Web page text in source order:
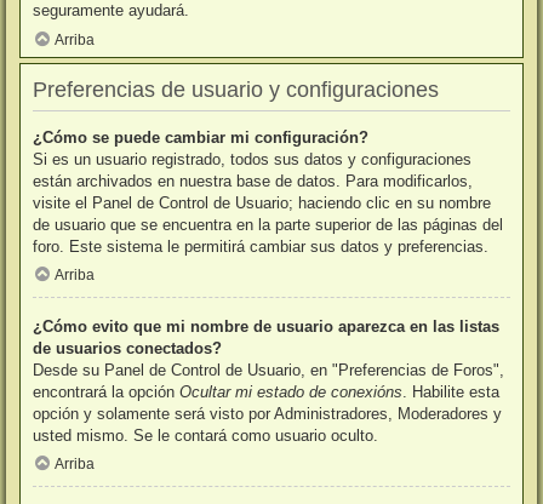
seguramente ayudará.
Arriba
Preferencias de usuario y configuraciones
¿Cómo se puede cambiar mi configuración?
Si es un usuario registrado, todos sus datos y configuraciones
están archivados en nuestra base de datos. Para modificarlos,
visite el Panel de Control de Usuario; haciendo clic en su nombre
de usuario que se encuentra en la parte superior de las páginas del
foro. Este sistema le permitirá cambiar sus datos y preferencias.
Arriba
¿Cómo evito que mi nombre de usuario aparezca en las listas
de usuarios conectados?
Desde su Panel de Control de Usuario, en "Preferencias de Foros",
encontrará la opción Ocultar mi estado de conexións . Habilite esta
opción y solamente será visto por Administradores, Moderadores y
usted mismo. Se le contará como usuario oculto.
Arriba